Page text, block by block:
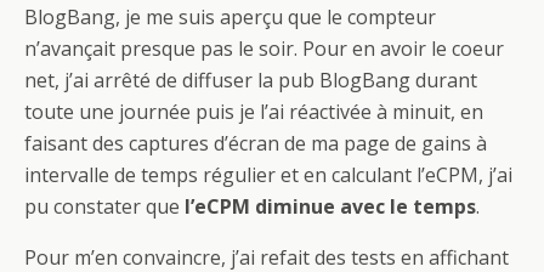
BlogBang, je me suis aperçu que le compteur
n’avançait presque pas le soir. Pour en avoir le coeur
net, j’ai arrêté de diffuser la pub BlogBang durant
toute une journée puis je l’ai réactivée à minuit, en
faisant des captures d’écran de ma page de gains à
intervalle de temps régulier et en calculant l’eCPM, j’ai
pu constater que l’eCPM diminue avec le temps.
Pour m’en convaincre, j’ai refait des tests en affichant